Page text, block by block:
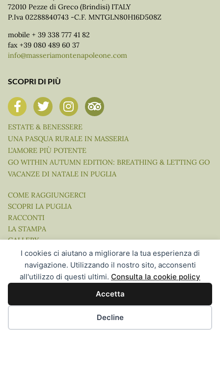
I cookies ci aiutano a migliorare la tua esperienza di
navigazione. Utilizzando il nostro sito, acconsenti
all'utilizzo di questi ultimi. Consulta la cookie policy
Accetta
Decline
72010 Pezze di Greco (Brindisi) ITALY
P.Iva 02288840743 -C.F. MNTGLN80H16D508Z
mobile + 39 338 777 41 82
fax +39 080 489 60 37
info@masseriamontenapoleone.com
SCOPRI DI PIÙ
ESTATE & BENESSERE
UNA PASQUA RURALE IN MASSERIA
L’AMORE PIÙ POTENTE
GO WITHIN AUTUMN EDITION: BREATHING & LETTING GO
VACANZE DI NATALE IN PUGLIA
COME RAGGIUNGERCI
SCOPRI LA PUGLIA
RACCONTI
LA STAMPA
GALLERY
VIDEO
Website Concept, Design & Development by Ingenia Direct |
Hospitality Communication in the Digital Age